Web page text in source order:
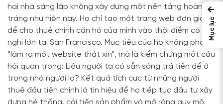
hai nhà sáng lập không xây dựng một nền tảng hoành
tráng như hiện nay. Họ chỉ tạo một trang web đơn giản
để cho thuê chính căn hộ của mình vào thời điểm có hội
nghị lớn tại San Francisco. Mục tiêu của họ không phải là
“làm ra một website thật xịn”, mà là kiểm chứng một câu
hỏi quan trọng: Liệu người ta có sẵn sàng trả tiền để ở
trong nhà người lạ? Kết quả tích cực từ những người
thuê đầu tiên chính là tín hiệu để họ tiếp tục đầu tư xây
←
Mục lục